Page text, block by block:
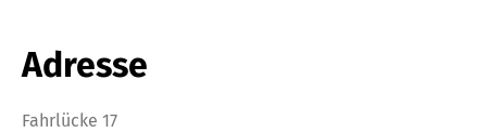
Adresse
Fahrlücke 17